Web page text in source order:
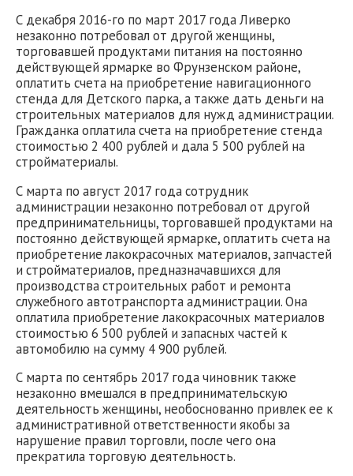
С декабря 2016-го по март 2017 года Ливерко
незаконно потребовал от другой женщины,
торговавшей продуктами питания на постоянно
действующей ярмарке во Фрунзенском районе,
оплатить счета на приобретение навигационного
стенда для Детского парка, а также дать деньги на
строительных материалов для нужд администрации.
Гражданка оплатила счета на приобретение стенда
стоимостью 2 400 рублей и дала 5 500 рублей на
стройматериалы.
С марта по август 2017 года сотрудник
администрации незаконно потребовал от другой
предпринимательницы, торговавшей продуктами на
постоянно действующей ярмарке, оплатить счета на
приобретение лакокрасочных материалов, запчастей
и стройматериалов, предназначавшихся для
производства строительных работ и ремонта
служебного автотранспорта администрации. Она
оплатила приобретение лакокрасочных материалов
стоимостью 6 500 рублей и запасных частей к
автомобилю на сумму 4 900 рублей.
С марта по сентябрь 2017 года чиновник также
незаконно вмешался в предпринимательскую
деятельность женщины, необоснованно привлек ее к
административной ответственности якобы за
нарушение правил торговли, после чего она
прекратила торговую деятельность.